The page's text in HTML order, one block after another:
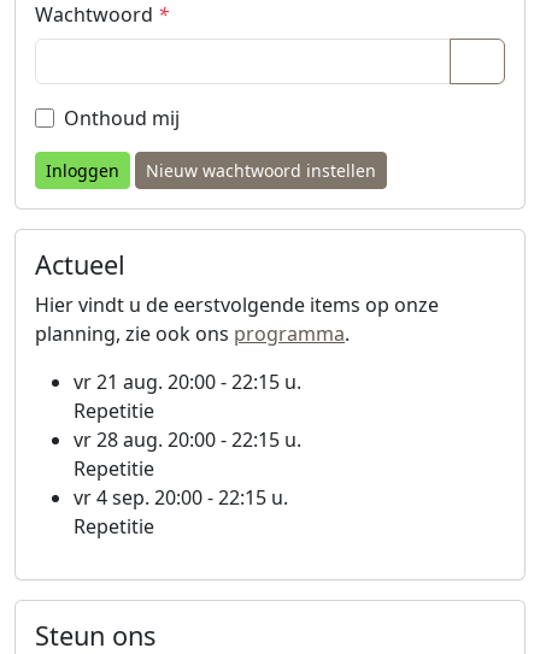
Wachtwoord *
Onthoud mij
Nieuw wachtwoord instellen
Actueel
Hier vindt u de eerstvolgende items op onze
planning, zie ook ons programma.
vr 21 aug. 20:00 - 22:15 u.
Repetitie
vr 28 aug. 20:00 - 22:15 u.
Repetitie
vr 4 sep. 20:00 - 22:15 u.
Repetitie
Steun ons